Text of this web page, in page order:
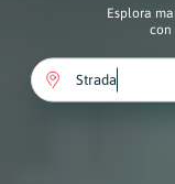
Esplora
con
Comune
Monumento
Strada